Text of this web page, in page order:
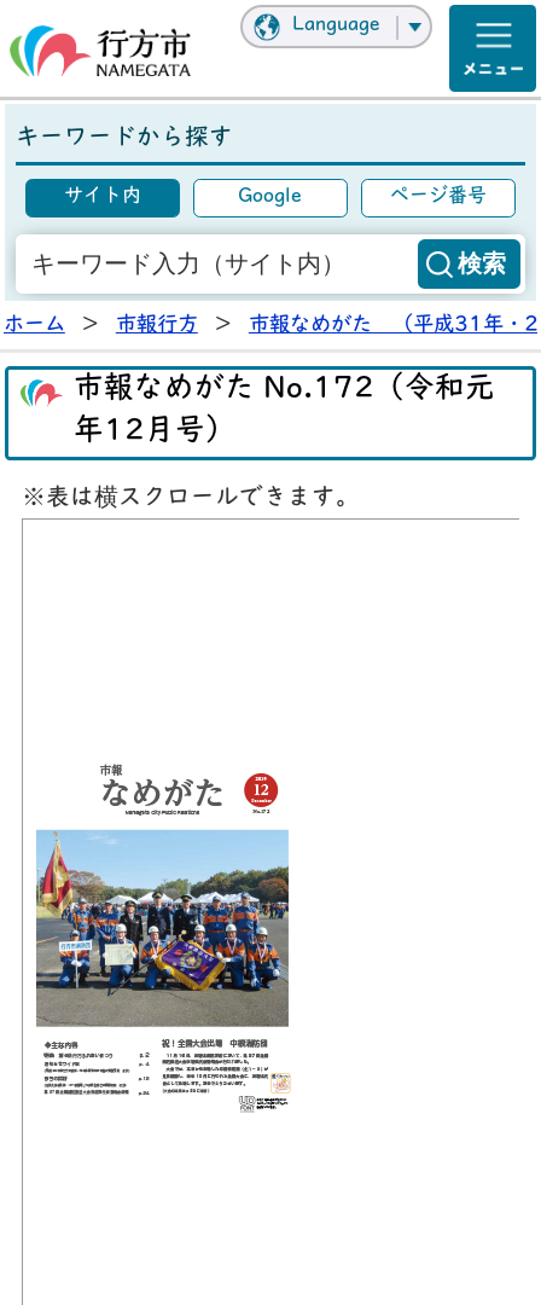
Language
キーワードから探す
サイト内 Google ページ番号
ホーム > 市報行方 > 市報なめがた （平成31年・
市報なめがた No.172（令和元
年12月号）
※表は横スクロールできます。